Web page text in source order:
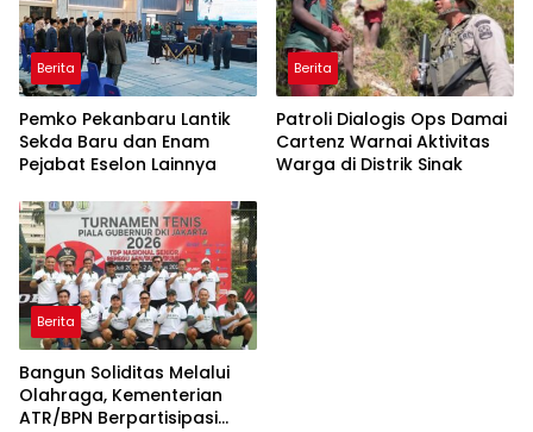
Berita
Pemko Pekanbaru Lantik
Sekda Baru dan Enam
Pejabat Eselon Lainnya
Berita
Patroli Dialogis Ops Damai
Cartenz Warnai Aktivitas
Warga di Distrik Sinak
Berita
Bangun Soliditas Melalui
Olahraga, Kementerian
ATR/BPN Berpartisipasi